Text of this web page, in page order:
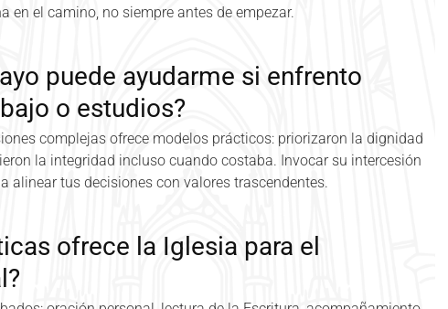
en el camino, no siempre antes de empezar.
puede ayudarme si enfrento
o estudios?
complejas ofrece modelos prácticos: priorizaron la dignidad
la integridad incluso cuando costaba. Invocar su intercesión
alinear tus decisiones con valores trascendentes.
ofrece la Iglesia para el